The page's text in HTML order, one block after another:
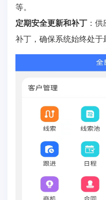
等。
定期安全更新和补丁 ：
补丁，确保系统始终处于